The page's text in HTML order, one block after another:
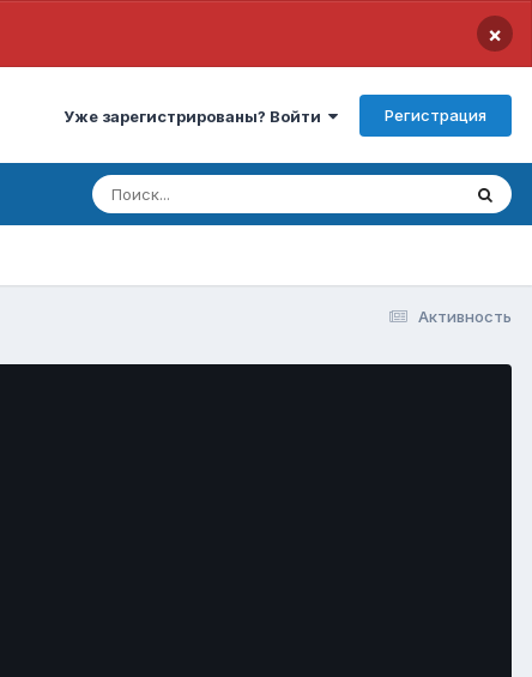
×
Уже зарегистрированы? Войти Регистрация
Активность